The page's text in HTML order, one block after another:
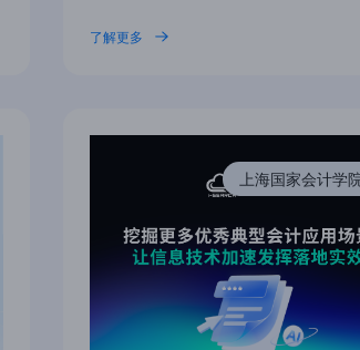
了解更多
上海国家会计学